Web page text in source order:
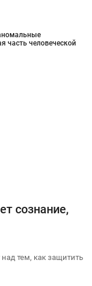
часть человеческой
сознание,
тем, как защитить